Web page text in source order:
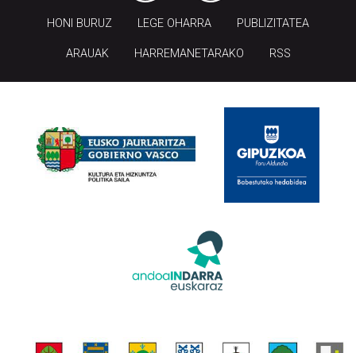
HONI BURUZ LEGE OHARRA PUBLIZITATEA
ARAUAK HARREMANETARAKO RSS